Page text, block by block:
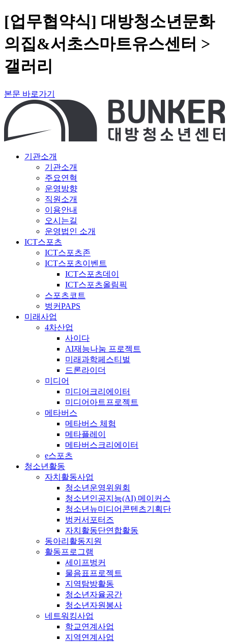
[업무협약식] 대방청소년문화
의집&서초스마트유스센터 >
갤러리
본문 바로가기
기관소개
기관소개
주요연혁
운영방향
직원소개
이용안내
오시는길
운영법인 소개
ICT스포츠
ICT스포츠존
ICT스포츠이벤트
ICT스포츠데이
ICT스포츠올림픽
스포츠코트
벙커PAPS
미래사업
4차산업
사이다
AI재능나눔 프로젝트
미래과학페스티벌
드론라이더
미디어
미디어크리에이터
미디어아트프로젝트
메타버스
메타버스 체험
메타플레이
메타버스크리에이터
e스포츠
청소년활동
자치활동사업
청소년운영위원회
청소년인공지능(AI) 메이커스
청소년뉴미디어콘텐츠기획단
벙커서포터즈
자치활동단연합활동
동아리활동지원
활동프로그램
세이프벙커
물음표프로젝트
지역탐방활동
청소년자율공간
청소년자원봉사
네트워킹사업
학교연계사업
지역연계사업